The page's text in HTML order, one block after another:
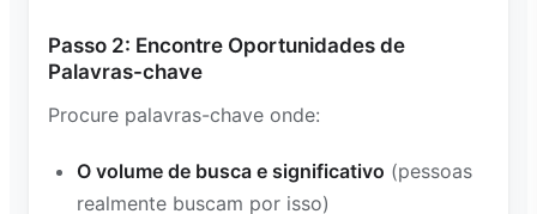
Passo 2: Encontre Oportunidades de
Palavras-chave
Procure palavras-chave onde:
O volume de busca e significativo (pessoas
realmente buscam por isso)